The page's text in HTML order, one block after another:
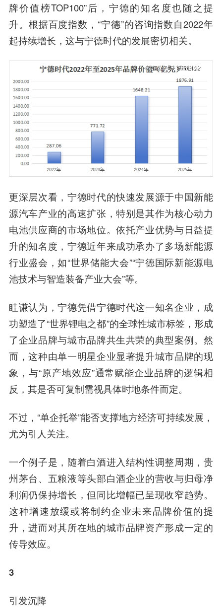
牌价值榜TOP100”后，宁德的知名度也随之提
升。根据百度指数，“宁德”的咨询指数自2022年
起持续增长，这与宁德时代的发展密切相关。
更深层次看，宁德时代的快速发展源于中国新能
源汽车产业的高速扩张，特别是其作为核心动力
电池供应商的市场地位。依托产业优势与日益提
升的知名度，宁德近年来成功承办了多场新能源
行业盛会，如“世界储能大会”“宁德国际新能源电
池技术与智造装备产业大会”等。
眭谦认为，宁德凭借宁德时代这一知名企业，成
功塑造了“世界锂电之都”的全球性城市标签，形成
了企业品牌与城市品牌共生共荣的典型案例。然
而，这种由单一明星企业显著提升城市品牌的现
象，与“原产地效应”通常赋能企业品牌的逻辑相
反，其是否可复制需视具体时地条件而定。
不过，“单企托举”能否支撑地方经济可持续发展，
尤为引人关注。
一个例子是，随着白酒进入结构性调整周期，贵
州茅台、五粮液等头部白酒企业的营收与归母净
利润仍保持增长，但同比增幅已呈现收窄趋势。
这种增速放缓或将制约企业未来品牌价值的提
升，进而对其所在地的城市品牌资产形成一定的
传导效应。
3
引发沉降